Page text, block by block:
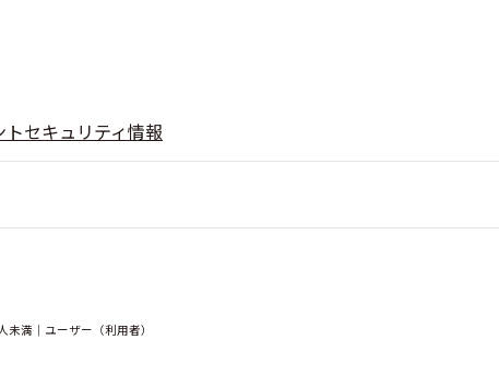
トセキュリティ情報
満｜ユーザー（利用者）